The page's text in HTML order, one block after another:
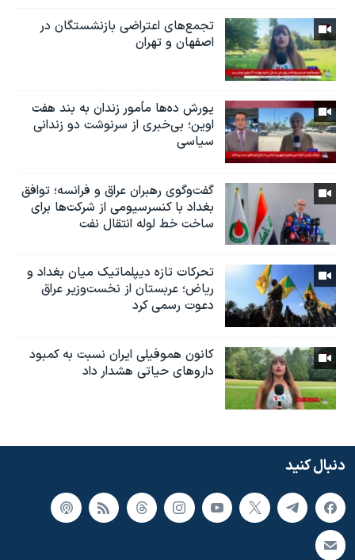
تجمع‌های اعتراضی بازنشستگان در
اصفهان و تهران
یورش ده‌ها مأمور زندان به بند هفت
اوین؛ بی‌خبری از سرنوشت دو زندانی
سیاسی
گفت‌وگوی رهبران عراق و فرانسه؛ توافق
بغداد با کنسرسیومی از شرکت‌ها برای
ساخت خط لوله انتقال نفت
تحرکات تازه دیپلماتیک میان بغداد و
ریاض؛ عربستان از نخست‌وزیر عراق
دعوت رسمی کرد
کانون هموفیلی ایران نسبت به کمبود
داروهای حیاتی هشدار داد
دنبال کنید